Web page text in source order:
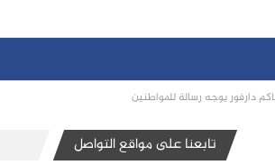
دارفور يوجه رسالة للمواطنين
تابعنا على مواقع التواصل